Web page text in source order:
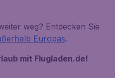
weg? Entdecken Sie
Europas.
mit Flugladen.de!